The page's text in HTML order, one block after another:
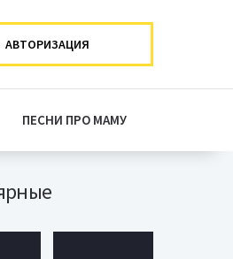
АВТОРИЗАЦИЯ
ПЕСНИ ПРО МАМУ